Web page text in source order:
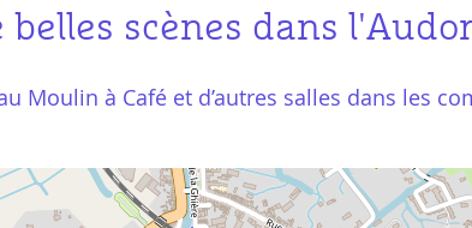
belles scènes dans
Moulin à Café et d’autres salles dans les